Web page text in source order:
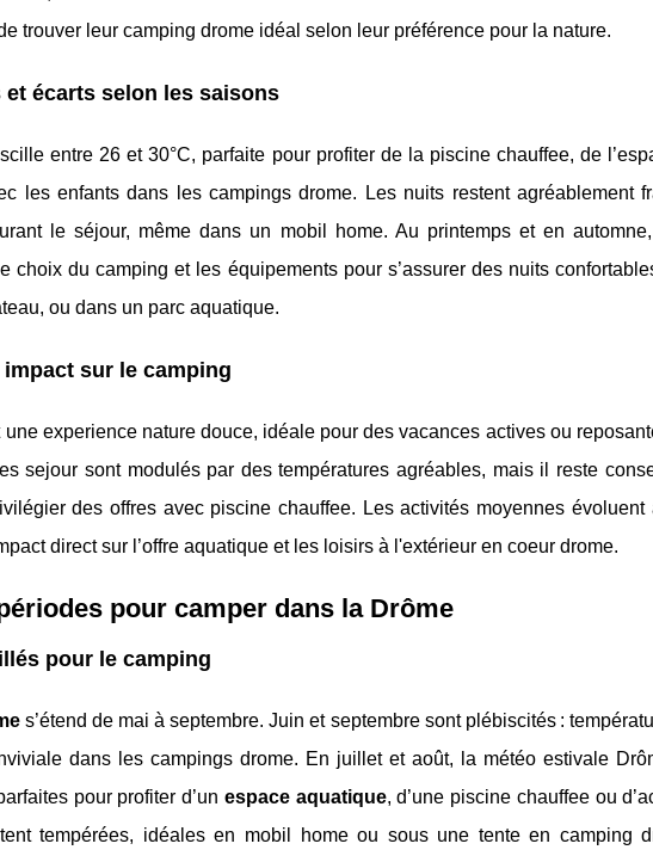
trouver leur camping drome idéal selon leur préférence pour la nature.
écarts selon les saisons
entre 26 et 30°C, parfaite pour profiter de la piscine chauffee, de
les enfants dans les campings drome. Les nuits restent agréablement
le séjour, même dans un mobil home. Au printemps et en
choix du camping et les équipements pour s’assurer des nuits
ou dans un parc aquatique.
sur le camping
une experience nature douce, idéale pour des vacances actives ou
sejour sont modulés par des températures agréables, mais il reste
des offres avec piscine chauffee. Les activités moyennes évoluent
direct sur l’offre aquatique et les loisirs à l'extérieur en coeur drome.
pour camper dans la Drôme
pour le camping
s’étend de mai à septembre. Juin et septembre sont plébiscités :
dans les campings drome. En juillet et août, la météo estivale
pour profiter d’un espace aquatique, d’une piscine chauffee ou
tempérées, idéales en mobil home ou sous une tente en camping